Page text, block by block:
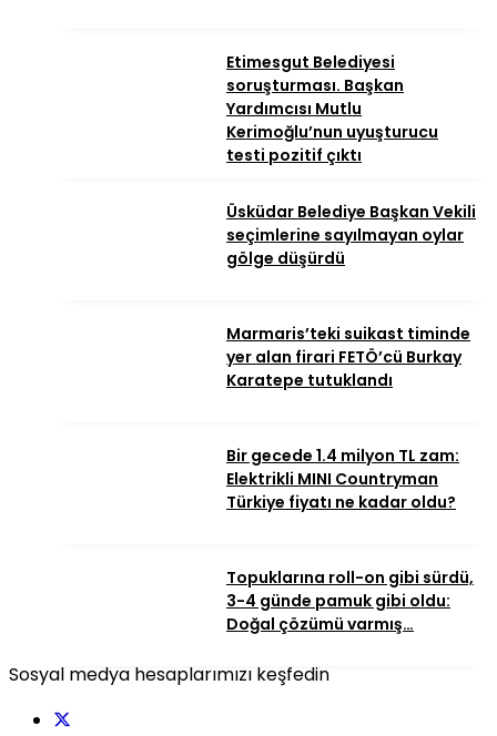
Etimesgut Belediyesi
soruşturması. Başkan
Yardımcısı Mutlu
Kerimoğlu’nun uyuşturucu
testi pozitif çıktı
Üsküdar Belediye Başkan Vekili
seçimlerine sayılmayan oylar
gölge düşürdü
Marmaris’teki suikast timinde
yer alan firari FETÖ’cü Burkay
Karatepe tutuklandı
Bir gecede 1.4 milyon TL zam:
Elektrikli MINI Countryman
Türkiye fiyatı ne kadar oldu?
Topuklarına roll-on gibi sürdü,
3-4 günde pamuk gibi oldu:
Doğal çözümü varmış…
Sosyal medya hesaplarımızı keşfedin